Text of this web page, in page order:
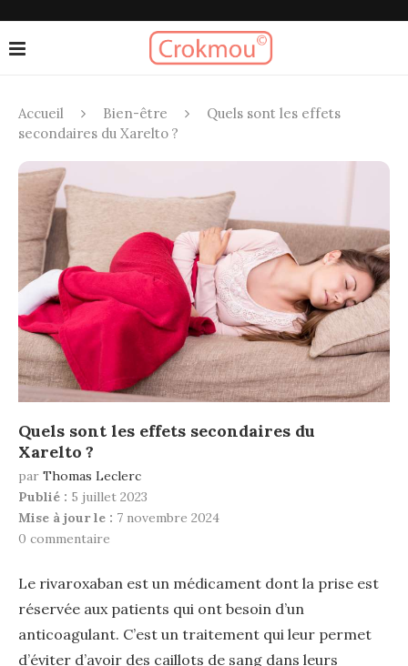
Accueil Bien-être
Quels sont les effets
secondaires du Xarelto ?
Quels sont les effets secondaires du
Xarelto ?
par Thomas Leclerc
Publié : 5 juillet 2023
Mise à jour le : 7 novembre 2024
0 commentaire
Le rivaroxaban est un médicament dont la prise est
réservée aux patients qui ont besoin d’un
anticoagulant. C’est un traitement qui leur permet
d’éviter d’avoir des caillots de sang dans leurs